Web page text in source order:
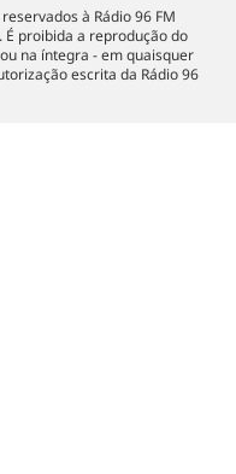
à Rádio 96 FM
É proibida a reprodução do
na íntegra - em quaisquer
escrita da Rádio 96